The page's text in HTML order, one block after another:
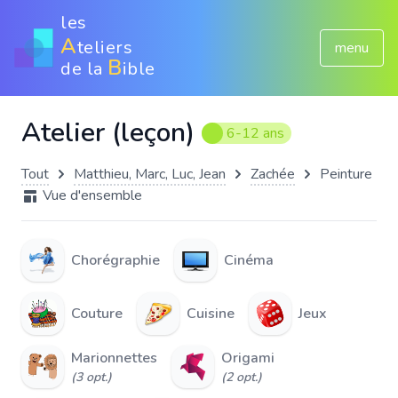
les
Ateliers
de la Bible
menu
Atelier (leçon) 6-12 ans
Tout Matthieu, Marc, Luc, Jean Zachée
Peinture
Vue d'ensemble
Chorégraphie Cinéma
Couture Cuisine Jeux
Marionnettes
(3 opt.)
Origami
(2 opt.)